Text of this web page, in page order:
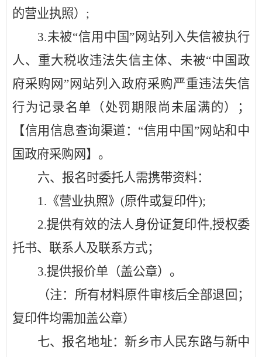
的营业执照） ;
3.未被“信用中国”网站列入失信被执行
人、重大税收违法失信主体、未被“中国政
府采购网”网站列入政府采购严重违法失信
行为记录名单（处罚期限尚未届满的）；
【信用信息查询渠道：“信用中国”网站和中
国政府采购网】。
六、报名时委托人需携带资料：
1. 《营业执照》 (原件或复印件);
2.提供有效的法人身份证复印件,授权委
托书、联系人及联系方式；
3.提供报价单（盖公章）。
（注：所有材料原件审核后全部退回；
复印件均需加盖公章）
七、报名地址：新乡市人民东路与新中